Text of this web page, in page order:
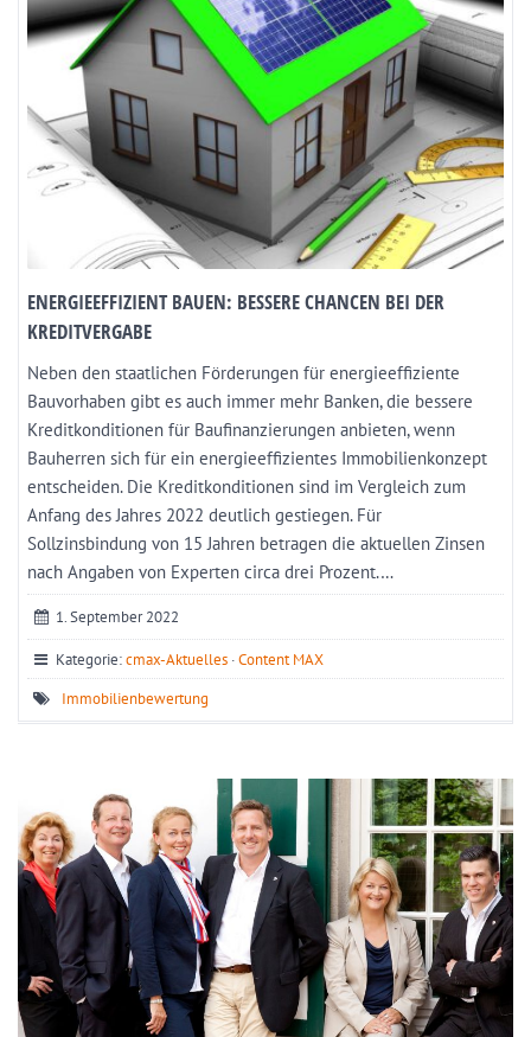
ENERGIEEFFIZIENT BAUEN: BESSERE CHANCEN BEI DER
KREDITVERGABE
Neben den staatlichen Förderungen für energieeffiziente
Bauvorhaben gibt es auch immer mehr Banken, die bessere
Kreditkonditionen für Baufinanzierungen anbieten, wenn
Bauherren sich für ein energieeffizientes Immobilienkonzept
entscheiden. Die Kreditkonditionen sind im Vergleich zum
Anfang des Jahres 2022 deutlich gestiegen. Für
Sollzinsbindung von 15 Jahren betragen die aktuellen Zinsen
nach Angaben von Experten circa drei Prozent.…
1. September 2022
Kategorie:cmax-Aktuelles ·Content MAX
Immobilienbewertung